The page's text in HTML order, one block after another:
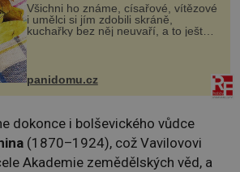
Všichni ho známe, císařové, vítězové
i umělci si jím zdobili skráně,
kuchařky bez něj neuvaří, a to ještě
nevíte, že bobkový list může výrazně
zmírnit některé naše neduhy.
Obsahuje v malém množství ně...
panidomu.cz
dokonce i bolševického vůdce
(1870–1924), což Vavilovovi
Akademie zemědělských věd, a